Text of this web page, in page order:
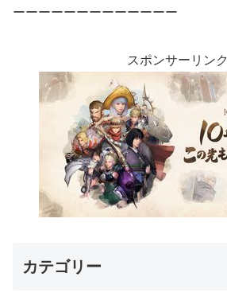
ーーーーーーーーーーーーー
スポンサーリンク
カテゴリー